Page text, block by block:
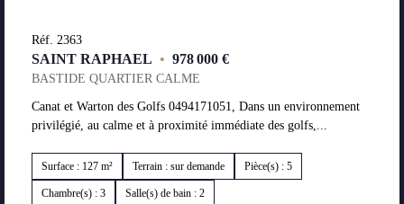
Réf. 2363
SAINT RAPHAEL • 978 000 €
BASTIDE QUARTIER CALME
Canat et Warton des Golfs 0494171051, Dans un environnement
privilégié, au calme et à proximité immédiate des golfs,...
Surface : 127 m² Terrain : sur demande Pièce(s) : 5
Chambre(s) : 3 Salle(s) de bain : 2